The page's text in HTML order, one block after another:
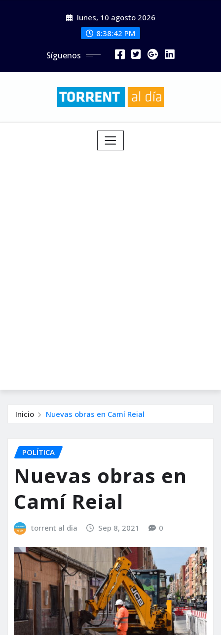
lunes, 10 agosto 2026
8:38:44 PM
Síguenos
Inicio Nuevas obras en Camí Reial
POLÍTICA
Nuevas obras en
Camí Reial
torrent al dia Sep 8, 2021 0